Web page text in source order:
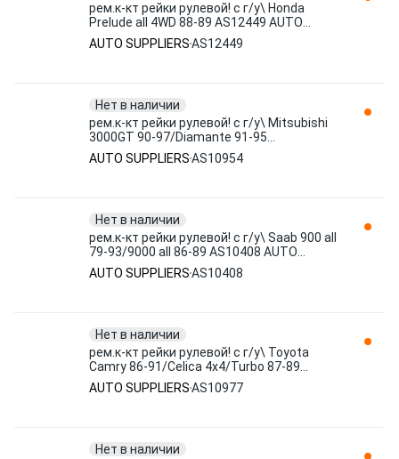
рем.к-кт рейки рулевой! с г/у\ Honda
Prelude all 4WD 88-89 AS12449 AUTO
SUPPLIERS
AUTO SUPPLIERSAS12449
Нет в наличии
рем.к-кт рейки рулевой! с г/у\ Mitsubishi
3000GT 90-97/Diamante 91-95
stationwagon AS10954 AUTO SUPPLIERS
AUTO SUPPLIERSAS10954
Нет в наличии
рем.к-кт рейки рулевой! с г/у\ Saab 900 all
79-93/9000 all 86-89 AS10408 AUTO
SUPPLIERS
AUTO SUPPLIERSAS10408
Нет в наличии
рем.к-кт рейки рулевой! с г/у\ Toyota
Camry 86-91/Celica 4x4/Turbo 87-89
AS10977 AUTO SUPPLIERS
AUTO SUPPLIERSAS10977
Нет в наличии